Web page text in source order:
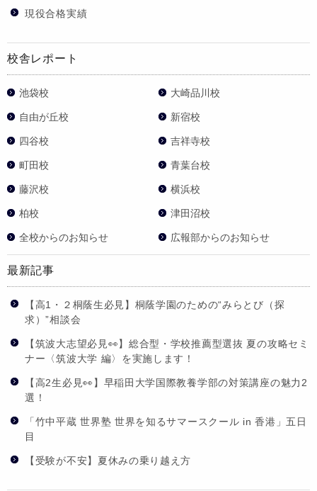
現役合格実績
校舎レポート
池袋校 大崎品川校
自由が丘校 新宿校
四谷校 吉祥寺校
町田校 青葉台校
藤沢校 横浜校
柏校 津田沼校
全校からのお知らせ 広報部からのお知らせ
最新記事
【高1・２桐蔭生必見】桐蔭学園のための“みらとび（探
求）”相談会
【筑波大志望必見👀】総合型・学校推薦型選抜 夏の攻略セミ
ナー〈筑波大学 編〉を実施します！
【高2生必見👀】早稲田大学国際教養学部の対策講座の魅力2
選！
「竹中平蔵 世界塾 世界を知るサマースクール in 香港」五日
目
【受験が不安】夏休みの乗り越え方